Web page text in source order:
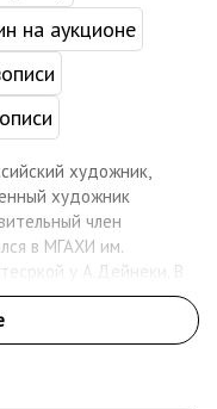
на аукционе
художник,
художник
член
в МГАХИ им.
у А.Дейнеки. В
в этот период
выставок во
Sothbey’s в Москве.
выставок.
ГМИИ, во многих